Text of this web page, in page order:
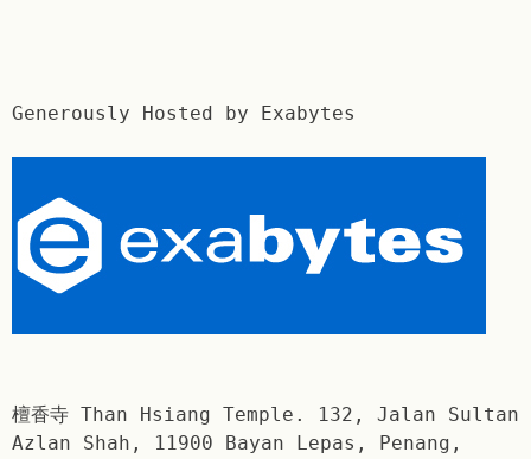
Generously Hosted by Exabytes
檀香寺 Than Hsiang Temple. 132, Jalan Sultan
Azlan Shah, 11900 Bayan Lepas, Penang,